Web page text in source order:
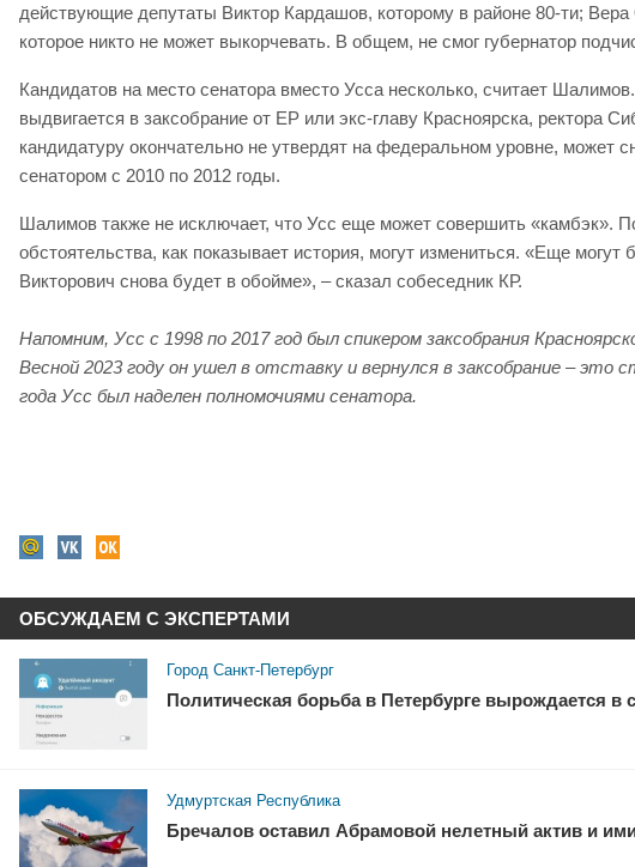
действующие депутаты Виктор Кардашов, которому в районе 80-ти;
которое никто не может выкорчевать. В общем, не смог губернатор
Кандидатов на место сенатора вместо Усса несколько, считает
выдвигается в заксобрание от ЕР или экс-главу Красноярска, ректора
кандидатуру окончательно не утвердят на федеральном уровне, может
сенатором с 2010 по 2012 годы.
Шалимов также не исключает, что Усс еще может совершить «камбэк».
обстоятельства, как показывает история, могут измениться. «Еще
Викторович снова будет в обойме», – сказал собеседник КР.
Напомним, Усс с 1998 по 2017 год был спикером заксобрания
Весной 2023 году он ушел в отставку и вернулся в заксобрание – это
года Усс был наделен полномочиями сенатора.
ОБСУЖДАЕМ С ЭКСПЕРТАМИ
Город Санкт-Петербург
Политическая борьба в Петербурге вырождается
Удмуртская Республика
Бречалов оставил Абрамовой нелетный актив и